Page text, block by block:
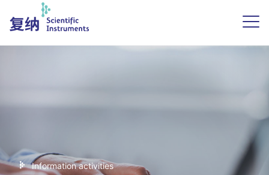
Information activities